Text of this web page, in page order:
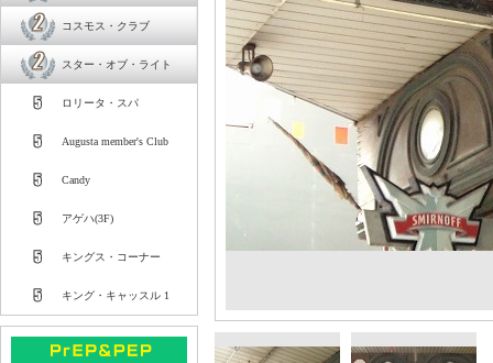
コスモス・クラブ
スター・オブ・ライト
ロリータ・スパ
Augusta member's Club
Candy
アゲハ(3F)
キングス・コーナー
キング・キャッスル 1